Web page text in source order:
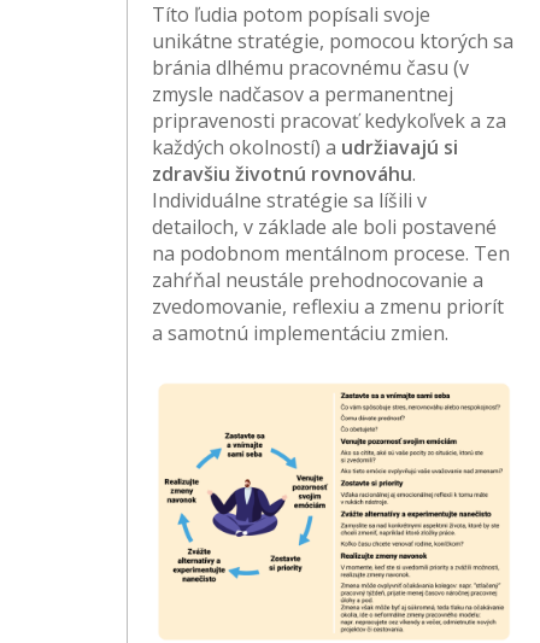
Títo ľudia potom popísali svoje
unikátne stratégie, pomocou ktorých sa
bránia dlhému pracovnému času (v
zmysle nadčasov a permanentnej
pripravenosti pracovať kedykoľvek a za
každých okolností) a udržiavajú si
zdravšiu životnú rovnováhu.
Individuálne stratégie sa líšili v
detailoch, v základe ale boli postavené
na podobnom mentálnom procese. Ten
zahŕňal neustále prehodnocovanie a
zvedomovanie, reflexiu a zmenu priorít
a samotnú implementáciu zmien.